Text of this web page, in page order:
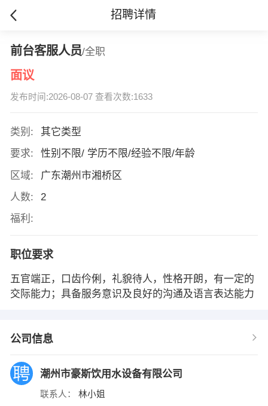
招聘详情
前台客服人员/全职
面议
发布时间:2026-08-07 查看次数:1633
类别:
其它类型
要求:
性别不限/ 学历不限/经验不限/年龄
区域:
广东潮州市湘桥区
人数:
2
福利:
职位要求
五官端正，口齿仱俐，礼貌待人，性格开朗，有一定的
交际能力；具备服务意识及良好的沟通及语言表达能力
公司信息
潮州市豪斯饮用水设备有限公司
联系人： 林小姐